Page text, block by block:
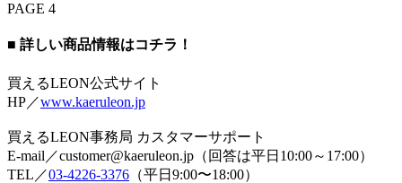
PAGE 4
■ 詳しい商品情報はコチラ！
買えるLEON公式サイト
HP／www.kaeruleon.jp
買えるLEON事務局 カスタマーサポート
E-mail／customer@kaeruleon.jp（回答は平日10:00～17:00）
TEL／03-4226-3376 （平日9:00〜18:00）